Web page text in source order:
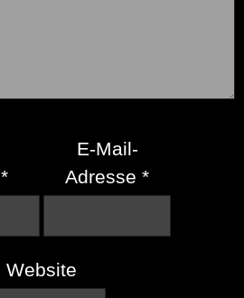
*
E-Mail-
Adresse*
Website